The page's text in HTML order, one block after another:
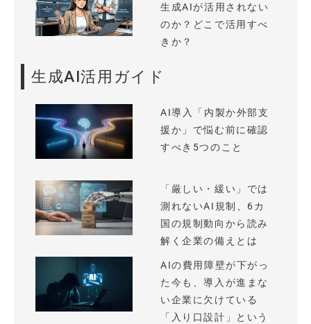
生成AIが活用されない
のか？どこで活用すべ
きか？
生成AI活用ガイド
AI導入「内製か外部支
援か」で悩む前に確認
すべき5つのこと
「厳しい・緩い」では
測れないAI規制、6カ
国の規制動向から読み
解く企業の備えとは
AIの費用障壁が下がっ
た今も、導入が進まな
い企業に欠けている
「入り口設計」という